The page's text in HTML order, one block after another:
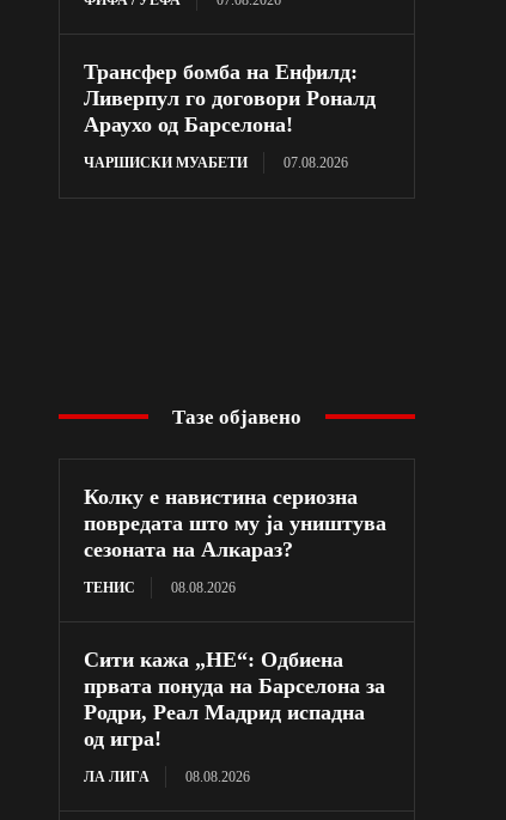
Трансфер бомба на Енфилд:
Ливерпул го договори Роналд
Араухо од Барселона!
ЧАРШИСКИ МУАБЕТИ 07.08.2026
Тазе објавено
Колку е навистина сериозна
повредата што му ја уништува
сезоната на Алкараз?
ТЕНИС 08.08.2026
Сити кажа „НЕ“: Одбиена
првата понуда на Барселона за
Родри, Реал Мадрид испадна
од игра!
ЛА ЛИГА 08.08.2026